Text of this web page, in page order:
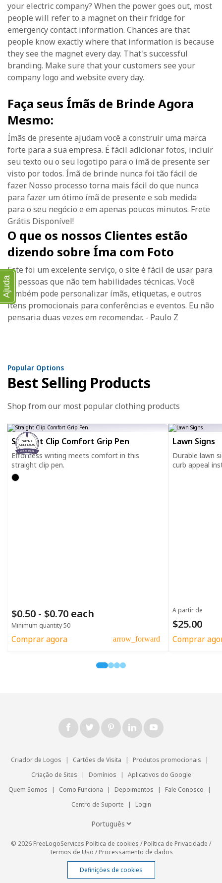
your electric company? When the power goes out, most
people will refer to a magnet on their fridge for
emergency contact information. Chances are that
people know exactly where that information is because
they see the magnet every day. That's successful
branding. Make sure that your customers see your
company logo and website every day.
Faça seus Ímãs de Brinde Agora
Mesmo:
Ímãs de presente ajudam você a construir uma marca
forte para a sua empresa. É fácil adicionar fotos, incluir
seu texto ou o seu logotipo para o ímã de presente ser
visto por todos. Ímã de brinde nunca foi tão fácil de
fazer. Nosso processo torna mais fácil do que nunca
para fazer um ótimo ímã de presente e sob medida
para o seu negócio e em apenas poucos minutos. Frete
Grátis Disponível!
O que os nossos Clientes estão
dizendo sobre Íma com Foto
Este foi um excelente serviço, o site é fácil de usar para
as pessoas que não tem habilidades técnicas. Você
também pode personalizar ímãs, etiquetas, e outros
itens promocionais para conferências e eventos. Eu não
pensaria duas vezes em recomendar. - Paulo Z
Popular Options
Best Selling Products
Shop from our most popular clothing products
50 PENS
ONLY $35.00
Straight Clip Comfort Grip Pen
Effortless writing meets comfort in this
straight clip pen.
$0.50 - $0.70 each
Minimum quantity 50
Comprar agora arrow_forward
Lawn Signs
Durable lawn
curb appeal
A partir de
$25.00
Comprar
Criador de Logos | Cartões de Visita | Produtos promocionais
|
Criação de Sites
| Domínios |
Aplicativos do Google
Quem Somos
| Como Funciona | Depoimentos | Fale Conosco
|
Centro de Suporte
| Login
© 2026 FreeLogoServices Política de cookies /Política de Privacidade /
Termos de Uso /Processamento de dados
Definições de cookies
Ajuda